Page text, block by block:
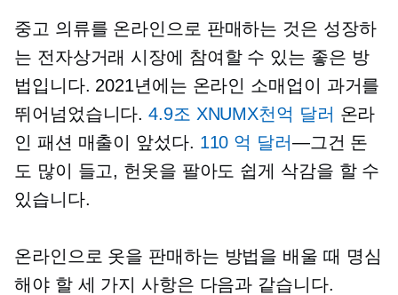
중고 의류를 온라인으로 판매하는 것은 성장하
는 전자상거래 시장에 참여할 수 있는 좋은 방
법입니다. 2021년에는 온라인 소매업이 과거를
뛰어넘었습니다.4.9조 XNUMX천억 달러 온라
인 패션 매출이 앞섰다. 110 억 달러—그건 돈
도 많이 들고, 헌옷을 팔아도 쉽게 삭감을 할 수
있습니다.
온라인으로 옷을 판매하는 방법을 배울 때 명심
해야 할 세 가지 사항은 다음과 같습니다.